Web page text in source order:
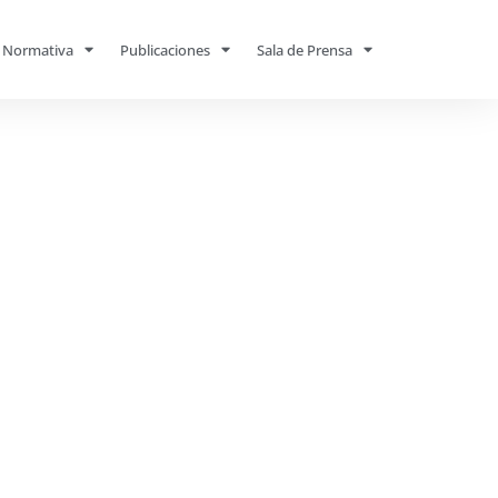
Normativa Publicaciones Sala de Prensa